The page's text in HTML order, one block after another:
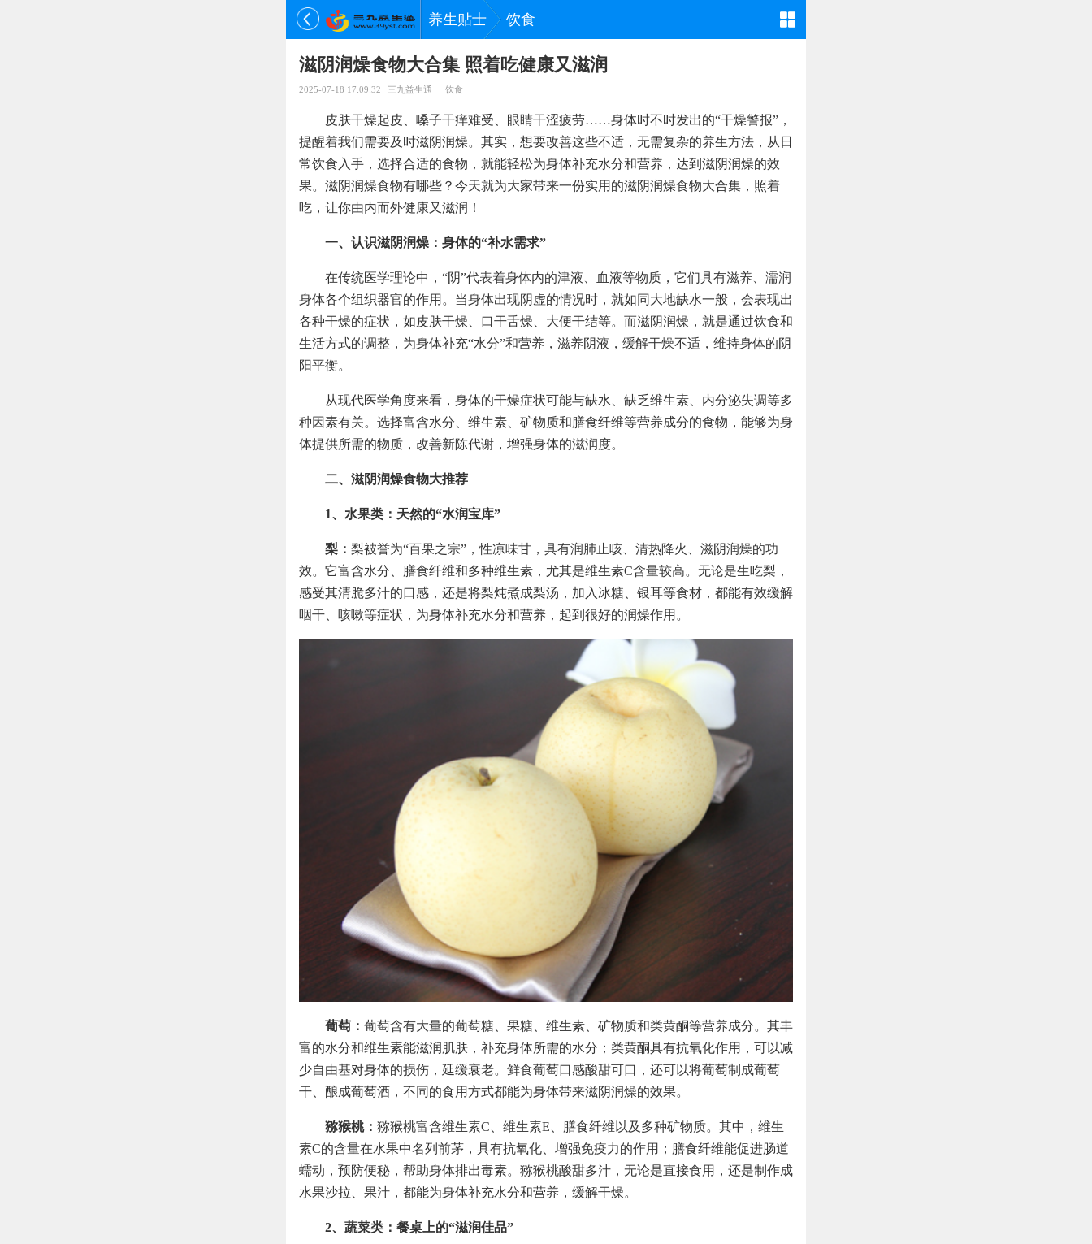
养生贴士 饮食
滋阴润燥食物大合集 照着吃健康又滋润
2025-07-18 17:09:32 三九益生通 饮食
皮肤干燥起皮、嗓子干痒难受、眼睛干涩疲劳……身体时不时发出的“干燥警报”，
提醒着我们需要及时滋阴润燥。其实，想要改善这些不适，无需复杂的养生方法，从日
常饮食入手，选择合适的食物，就能轻松为身体补充水分和营养，达到滋阴润燥的效
果。滋阴润燥食物有哪些？今天就为大家带来一份实用的滋阴润燥食物大合集，照着
吃，让你由内而外健康又滋润！
一、认识滋阴润燥：身体的“补水需求”
在传统医学理论中，“阴”代表着身体内的津液、血液等物质，它们具有滋养、濡润
身体各个组织器官的作用。当身体出现阴虚的情况时，就如同大地缺水一般，会表现出
各种干燥的症状，如皮肤干燥、口干舌燥、大便干结等。而滋阴润燥，就是通过饮食和
生活方式的调整，为身体补充“水分”和营养，滋养阴液，缓解干燥不适，维持身体的阴
阳平衡。
从现代医学角度来看，身体的干燥症状可能与缺水、缺乏维生素、内分泌失调等多
种因素有关。选择富含水分、维生素、矿物质和膳食纤维等营养成分的食物，能够为身
体提供所需的物质，改善新陈代谢，增强身体的滋润度。
二、滋阴润燥食物大推荐
1、水果类：天然的“水润宝库”
梨： 梨被誉为“百果之宗”，性凉味甘，具有润肺止咳、清热降火、滋阴润燥的功
效。它富含水分、膳食纤维和多种维生素，尤其是维生素C含量较高。无论是生吃梨，
感受其清脆多汁的口感，还是将梨炖煮成梨汤，加入冰糖、银耳等食材，都能有效缓解
咽干、咳嗽等症状，为身体补充水分和营养，起到很好的润燥作用。
葡萄： 葡萄含有大量的葡萄糖、果糖、维生素、矿物质和类黄酮等营养成分。其丰
富的水分和维生素能滋润肌肤，补充身体所需的水分；类黄酮具有抗氧化作用，可以减
少自由基对身体的损伤，延缓衰老。鲜食葡萄口感酸甜可口，还可以将葡萄制成葡萄
干、酿成葡萄酒，不同的食用方式都能为身体带来滋阴润燥的效果。
猕猴桃： 猕猴桃富含维生素C、维生素E、膳食纤维以及多种矿物质。其中，维生
素C的含量在水果中名列前茅，具有抗氧化、增强免疫力的作用；膳食纤维能促进肠道
蠕动，预防便秘，帮助身体排出毒素。猕猴桃酸甜多汁，无论是直接食用，还是制作成
水果沙拉、果汁，都能为身体补充水分和营养，缓解干燥。
2、蔬菜类：餐桌上的“滋润佳品”